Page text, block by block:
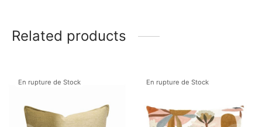
Related products
En rupture de Stock En rupture de Stock